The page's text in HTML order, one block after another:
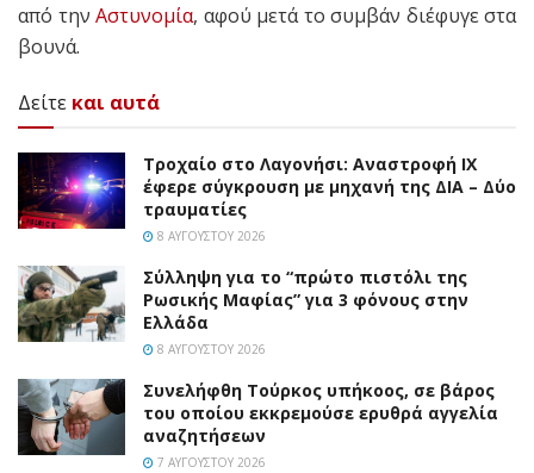
από την Αστυνομία, αφού μετά το συμβάν διέφυγε στα
βουνά.
Δείτε και αυτά
Τροχαίο στο Λαγονήσι: Αναστροφή ΙΧ
έφερε σύγκρουση με μηχανή της ΔΙΑ – Δύο
τραυματίες
8 ΑΥΓΟΎΣΤΟΥ 2026
Σύλληψη για το “πρώτο πιστόλι της
Ρωσικής Μαφίας” για 3 φόνους στην
Ελλάδα
8 ΑΥΓΟΎΣΤΟΥ 2026
Συνελήφθη Τούρκος υπήκοος, σε βάρος
του οποίου εκκρεμούσε ερυθρά αγγελία
αναζητήσεων
7 ΑΥΓΟΎΣΤΟΥ 2026